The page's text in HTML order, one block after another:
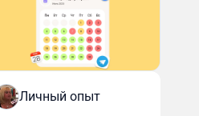
Личный опыт